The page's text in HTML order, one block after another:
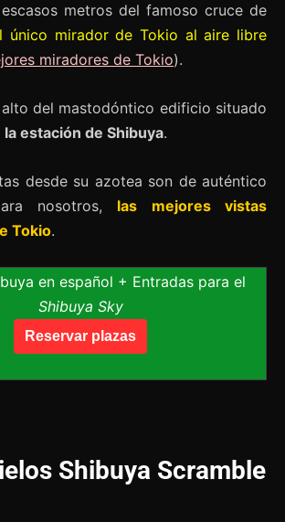
metros del famoso cruce de
único mirador de Tokio al aire libre
miradores de Tokio).
del mastodóntico edificio situado
estación de Shibuya.
desde su azotea son de auténtico
nosotros, las mejores vistas
Tokio.
en español + Entradas para el
Shibuya Sky
Reservar plazas
Shibuya Scramble